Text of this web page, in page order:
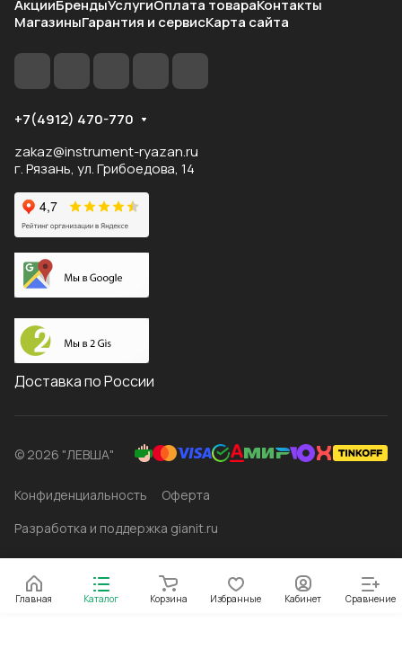
Главная Каталог Корзина Избранные Кабинет Сравнение
АкцииБрендыУслугиОплата товараКонтакты
МагазиныГарантия и сервисКарта сайта
+7(4912) 470-770
zakaz@instrument-ryazan.ru
г. Рязань, ул. Грибоедова, 14
Доставка по России
© 2026 "ЛЕВША"
Конфиденциальность
Оферта
Разработка и поддержка gianit.ru